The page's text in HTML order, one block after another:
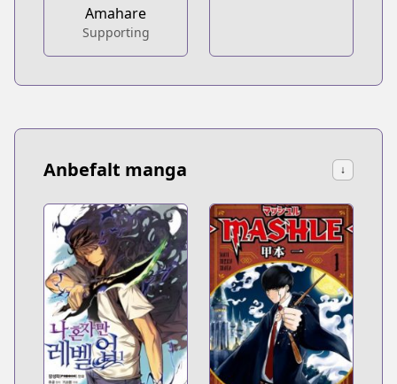
Amahare
Supporting
Anbefalt manga ↓